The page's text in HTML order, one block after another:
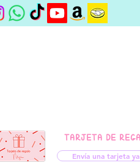
TARJETA DE
Envía una tarjeta